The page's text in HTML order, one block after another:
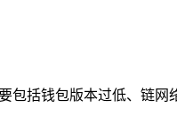
包括钱包版本过低、链